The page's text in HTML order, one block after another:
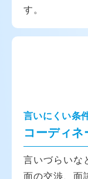
す。
言いにくい条
コーディネ
言いづらいな
面の交渉、面